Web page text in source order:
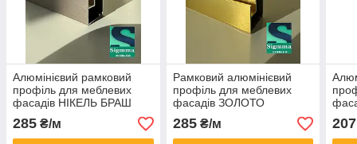
Алюмінієвий рамковий
профіль для меблевих
фасадів НІКЕЛЬ БРАШ
285 ₴/м
Рамковий алюмінієвий
профіль для меблевих
фасадів ЗОЛОТО
285₴/м 207